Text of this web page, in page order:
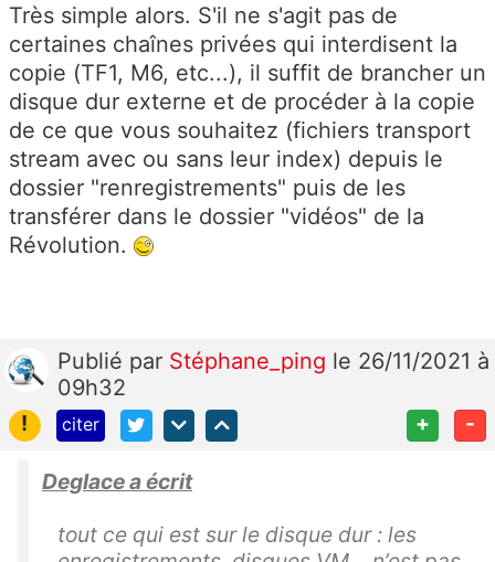
Très simple alors. S'il ne s'agit pas de
certaines chaînes privées qui interdisent la
copie (TF1, M6, etc...), il suffit de brancher un
disque dur externe et de procéder à la copie
de ce que vous souhaitez (fichiers transport
stream avec ou sans leur index) depuis le
dossier "renregistrements" puis de les
transférer dans le dossier "vidéos" de la
Révolution.
Publié par Stéphane_ping le 26/11/2021 à
09h32
!
citer + -
Deglace a écrit
tout ce qui est sur le disque dur : les